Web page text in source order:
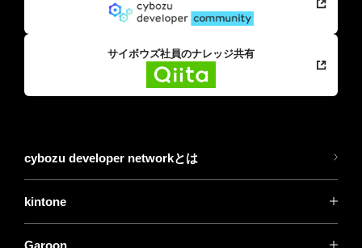
サイボウズ社員のナレッジ共有
cybozu developer networkとは
kintone
Garoon